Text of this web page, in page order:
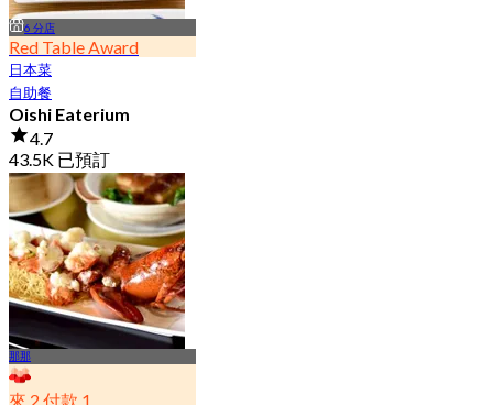
6 分店
Red Table Award
日本菜
自助餐
Oishi Eaterium
4.7
43.5K 已預訂
起฿ 587
那那
來 2 付款 1